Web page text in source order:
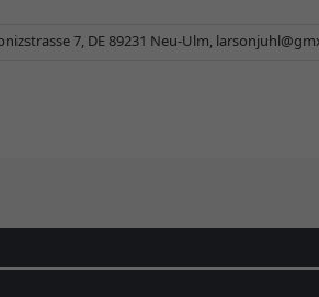
7, DE 89231 Neu-Ulm,